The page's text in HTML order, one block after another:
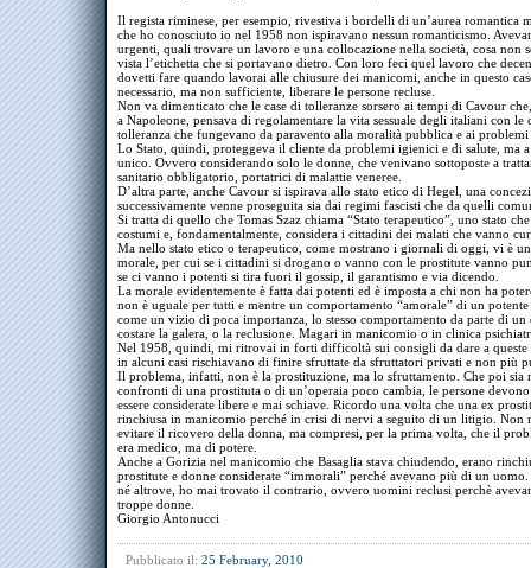
Il regista riminese, per esempio, rivestiva i bordelli di un’aurea romantica
che ho conosciuto io nel 1958 non ispiravano nessun romanticismo.
urgenti, quali trovare un lavoro e una collocazione nella società, cosa non
vista l’etichetta che si portavano dietro. Con loro feci quel lavoro che
dovetti fare quando lavorai alle chiusure dei manicomi, anche in questo
necessario, ma non sufficiente, liberare le persone recluse.
Non va dimenticato che le case di tolleranze sorsero ai tempi di Cavour
a Napoleone, pensava di regolamentare la vita sessuale degli italiani con le
tolleranza che fungevano da paravento alla moralità pubblica e ai
Lo Stato, quindi, proteggeva il cliente da problemi igienici e di salute, ma a
unico. Ovvero considerando solo le donne, che venivano sottoposte a
sanitario obbligatorio, portatrici di malattie veneree.
D’altra parte, anche Cavour si ispirava allo stato etico di Hegel, una
successivamente venne proseguita sia dai regimi fascisti che da quelli
Si tratta di quello che Tomas Szaz chiama “Stato terapeutico”, uno stato
costumi e, fondamentalmente, considera i cittadini dei malati che vanno
Ma nello stato etico o terapeutico, come mostrano i giornali di oggi, vi è
morale, per cui se i cittadini si drogano o vanno con le prostitute vanno
se ci vanno i potenti si tira fuori il gossip, il garantismo e via dicendo.
La morale evidentemente è fatta dai potenti ed è imposta a chi non ha
non è uguale per tutti e mentre un comportamento “amorale” di un
come un vizio di poca importanza, lo stesso comportamento da parte di un
costare la galera, o la reclusione. Magari in manicomio o in clinica
Nel 1958, quindi, mi ritrovai in forti difficoltà sui consigli da dare a queste
in alcuni casi rischiavano di finire sfruttate da sfruttatori privati e non più
Il problema, infatti, non è la prostituzione, ma lo sfruttamento. Che poi sia
confronti di una prostituta o di un’operaia poco cambia, le persone
essere considerate libere e mai schiave. Ricordo una volta che una ex
rinchiusa in manicomio perché in crisi di nervi a seguito di un litigio. Non
evitare il ricovero della donna, ma compresi, per la prima volta, che il
era medico, ma di potere.
Anche a Gorizia nel manicomio che Basaglia stava chiudendo, erano
prostitute e donne considerate “immorali” perché avevano più di un
né altrove, ho mai trovato il contrario, ovvero uomini reclusi perchè
troppe donne.
Giorgio Antonucci
Pubblicato il: 25 February, 2010